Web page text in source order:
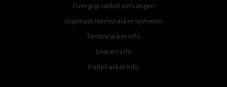
Overgrip racket vervangen
Gripmaat tennisracket opmeten
Tennisracket info
Snaren info
Padelracket Info